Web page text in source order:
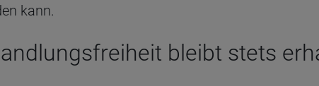
kann.
bleibt stets